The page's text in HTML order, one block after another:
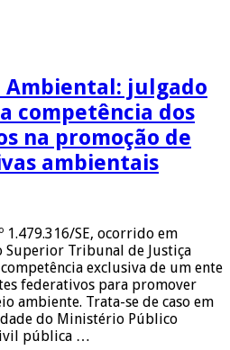
Ambiental: julgado
competência dos
na promoção de
ambientais
1.479.316/SE, ocorrido em
Superior Tribunal de Justiça
exclusiva de um ente
federativos para promover
ambiente. Trata-se de caso em
do Ministério Público
pública …